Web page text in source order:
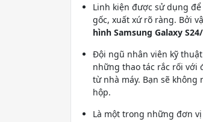
Linh kiện được sử dụng
gốc, xuất xứ rõ ràng. Bởi
hình Samsung Galaxy
Đội ngũ nhân viên kỹ
những thao tác rắc rối với
từ nhà máy. Bạn sẽ
hộp.
Là một trong những đơn